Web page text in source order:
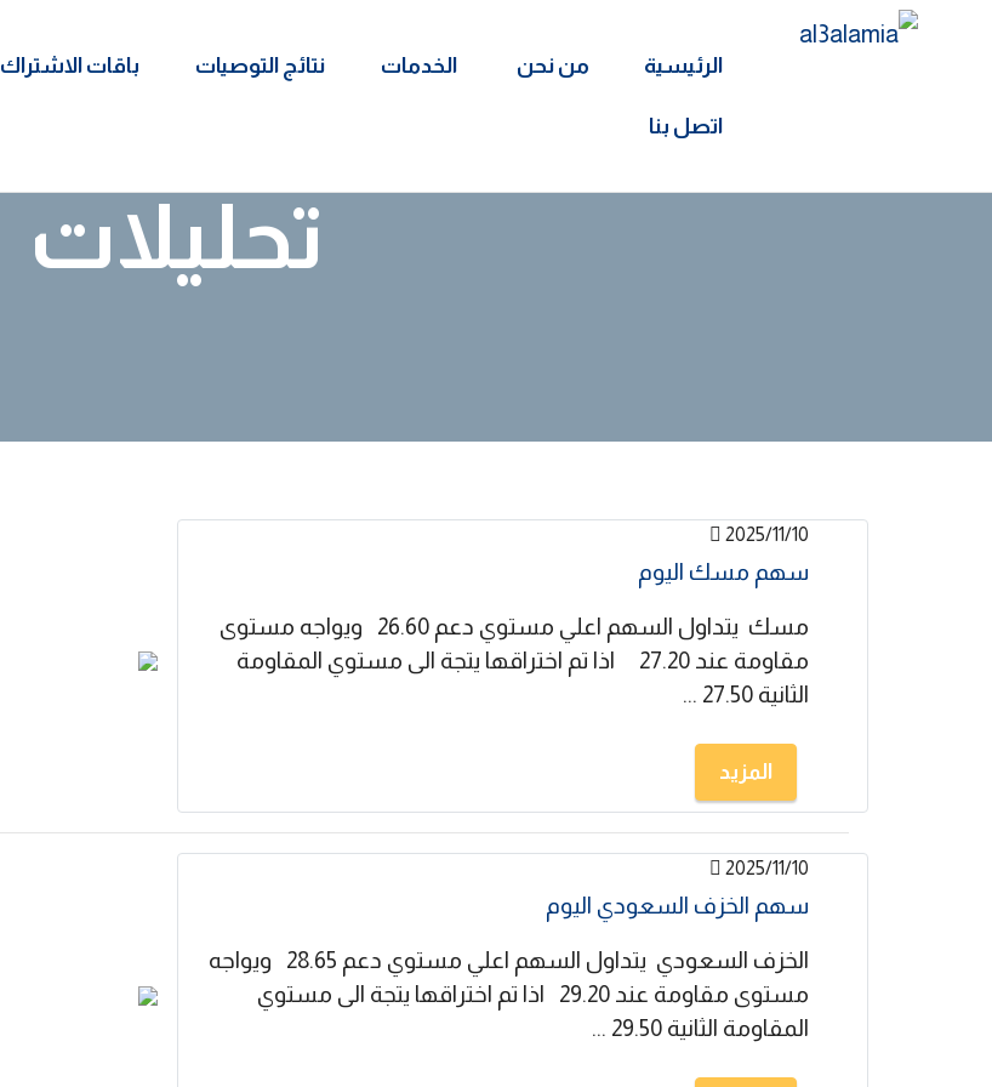
الرئيسية من نحن الخدمات نتائج التوصيات باقات الاشتراك
اتصل بنا
تحليلات
2025/11/10
سهم مسك اليوم
مسك يتداول السهم اعلي مستوي دعم 26.60 ويواجه مستوى
مقاومة عند 27.20 اذا تم اختراقها يتجة الى مستوي المقاومة
الثانية 27.50 ...
المزيد
2025/11/10
سهم الخزف السعودي اليوم
الخزف السعودي يتداول السهم اعلي مستوي دعم 28.65 ويواجه
مستوى مقاومة عند 29.20 اذا تم اختراقها يتجة الى مستوي
المقاومة الثانية 29.50 ...